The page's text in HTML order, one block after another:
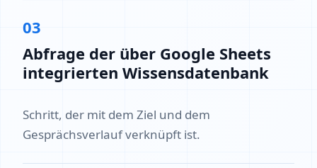
03
Abfrage der über Google Sheets
integrierten Wissensdatenbank
Schritt, der mit dem Ziel und dem
Gesprächsverlauf verknüpft ist.